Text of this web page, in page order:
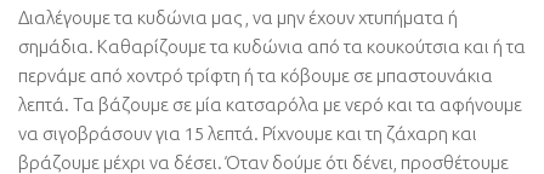
Διαλέγουμε τα κυδώνια μας , να μην έχουν χτυπήματα ή
σημάδια. Καθαρίζουμε τα κυδώνια από τα κουκούτσια και ή τα
περνάμε από χοντρό τρίφτη ή τα κόβουμε σε μπαστουνάκια
λεπτά. Τα βάζουμε σε μία κατσαρόλα με νερό και τα αφήνουμε
να σιγοβράσουν για 15 λεπτά. Ρίχνουμε και τη ζάχαρη και
βράζουμε μέχρι να δέσει. Όταν δούμε ότι δένει, προσθέτουμε